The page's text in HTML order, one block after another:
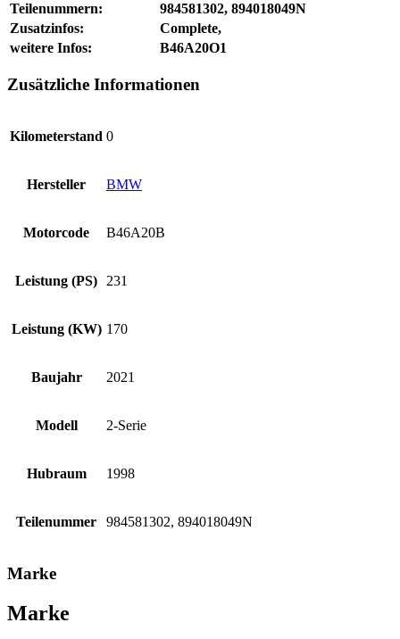
Teilenummern:
984581302, 894018049N
Zusatzinfos:
Complete,
weitere Infos:
B46A20O1
Zusätzliche Informationen
Kilometerstand 0
Hersteller BMW
Motorcode B46A20B
Leistung (PS) 231
Leistung (KW) 170
Baujahr 2021
Modell 2-Serie
Hubraum 1998
Teilenummer 984581302, 894018049N
Marke
Marke